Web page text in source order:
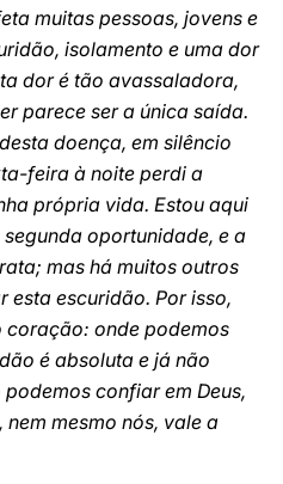
muitas pessoas, jovens e
isolamento e uma dor
dor é tão avassaladora,
parece ser a única saída.
doença, em silêncio
feira à noite perdi a
própria vida. Estou aqui
oportunidade, e a
mas há muitos outros
esta escuridão. Por isso,
onde podemos
é absoluta e já não
confiar em Deus,
mesmo nós, vale a